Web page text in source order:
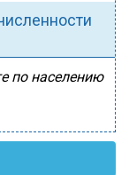
по населению